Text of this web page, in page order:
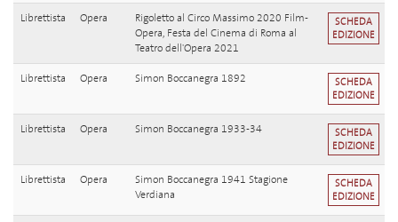
Librettista Opera
Rigoletto al Circo Massimo 2020 Film-
Opera, Festa del Cinema di Roma al
Teatro dell'Opera 2021
SCHEDA
EDIZIONE
Librettista Opera Simon Boccanegra 1892
SCHEDA
EDIZIONE
Librettista Opera Simon Boccanegra 1933-34
SCHEDA
EDIZIONE
Librettista Opera
Simon Boccanegra 1941 Stagione
Verdiana
SCHEDA
EDIZIONE